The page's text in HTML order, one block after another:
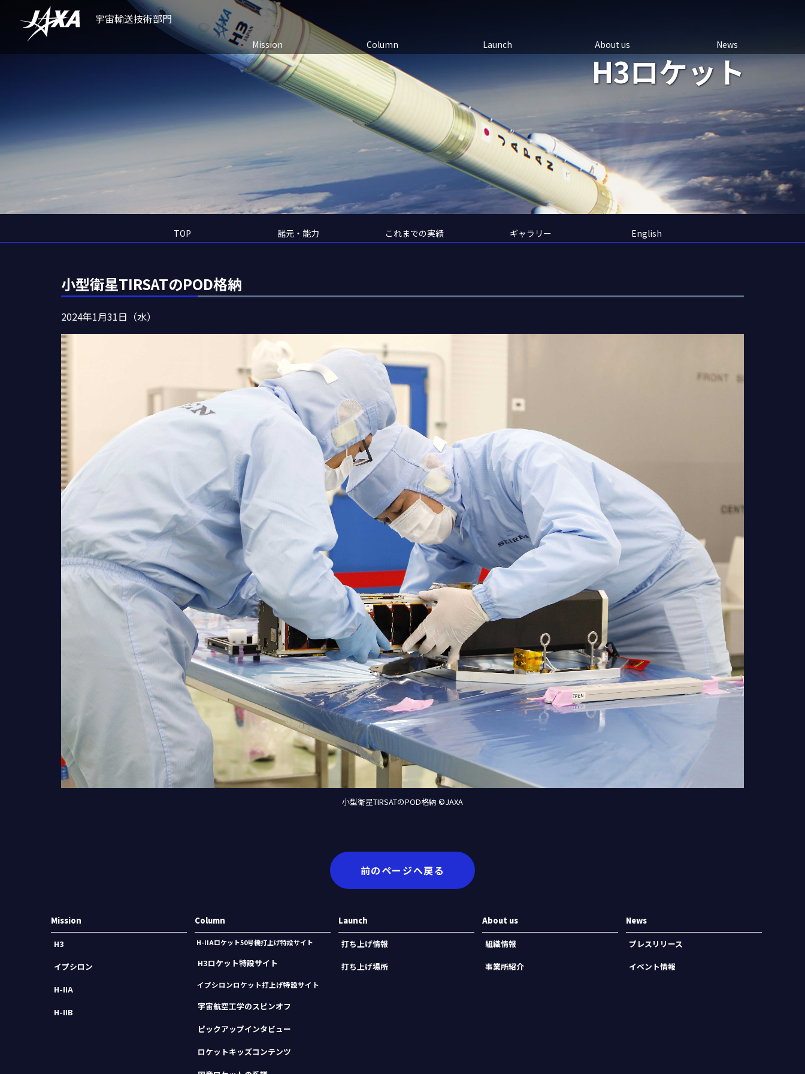
宇宙輸送技術部門
Mission Column Launch About us News
H3ロケット
TOP 諸元・能力 これまでの実績 ギャラリー English
小型衛星TIRSATのPOD格納
2024年1月31日（水）
小型衛星TIRSATのPOD格納 ©JAXA
前のページへ戻る
Mission
H3
イプシロン
H-IIA
H-IIB
Column
H-IIAロケット50号機打上げ特設サイト
H3ロケット特設サイト
イプシロンロケット打上げ特設サイト
宇宙航空工学のスピンオフ
ピックアップインタビュー
ロケットキッズコンテンツ
Launch
打ち上げ情報
打ち上げ場所
About us
組織情報
事業所紹介
News
プレスリリース
イベント情報